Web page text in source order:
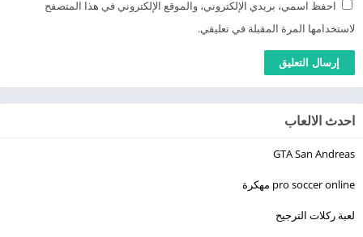
احفظ اسمي، بريدي الإلكتروني، والموقع الإلكتروني في هذا المتصفح
لاستخدامها المرة المقبلة في تعليقي.
احدث الالعاب
GTA San Andreas
pro soccer online مهكرة
لعبة ركلات الترجيح